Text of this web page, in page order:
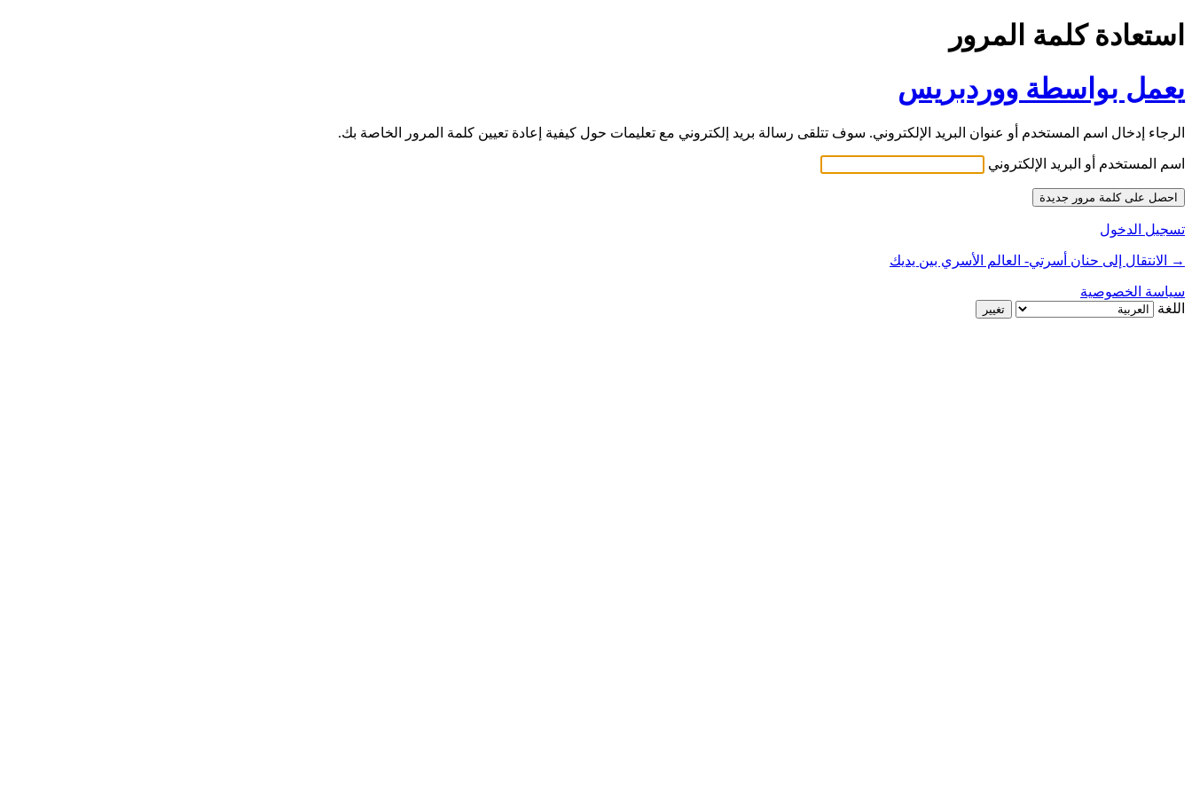
استعادة كلمة المرور
يعمل بواسطة ووردبريس
الرجاء إدخال اسم المستخدم أو عنوان البريد الإلكتروني. سوف تتلقى رسالة بريد إلكتروني مع تعليمات حول كيفية إعادة تعيين كلمة المرور الخاصة بك.
اسم المستخدم أو البريد الإلكتروني
تسجيل الدخول
→ الانتقال إلى حنان أسرتي- العالم الأسري بين يديك
سياسة الخصوصية
اللغة